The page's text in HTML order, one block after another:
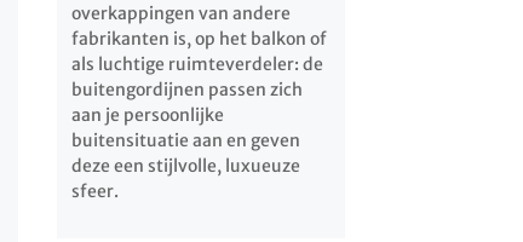
overkappingen van andere
fabrikanten is, op het balkon of
als luchtige ruimteverdeler: de
buitengordijnen passen zich
aan je persoonlijke
buitensituatie aan en geven
deze een stijlvolle, luxueuze
sfeer.